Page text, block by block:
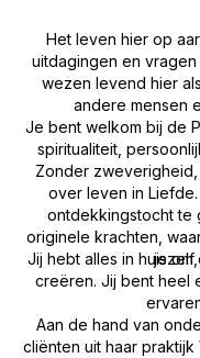
Het leven hier op
uitdagingen en
wezen levend hier
andere mensen
Je bent welkom bij de
spiritualiteit,
Zonder
over leven in
ontdekkingstocht te
originele krachten,
Jij hebt alles in huis
creëren. Jij bent heel
Aan de hand van
cliënten uit haar